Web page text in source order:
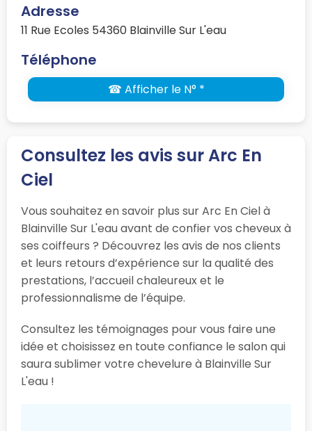
Adresse
11 Rue Ecoles 54360 Blainville Sur L'eau
Téléphone
☎ Afficher le N° *
Consultez les avis sur Arc En
Ciel
Vous souhaitez en savoir plus sur Arc En Ciel à
Blainville Sur L'eau avant de confier vos cheveux à
ses coiffeurs ? Découvrez les avis de nos clients
et leurs retours d’expérience sur la qualité des
prestations, l’accueil chaleureux et le
professionnalisme de l’équipe.
Consultez les témoignages pour vous faire une
idée et choisissez en toute confiance le salon qui
saura sublimer votre chevelure à Blainville Sur
L'eau !